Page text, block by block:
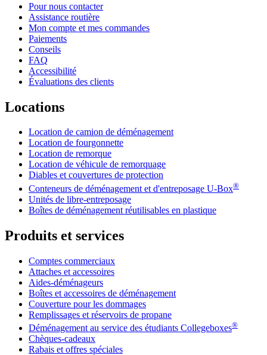
Pour nous contacter
Assistance routière
Mon compte et mes commandes
Paiements
Conseils
FAQ
Accessibilité
Évaluations des clients
Locations
Location de camion de déménagement
Location de fourgonnette
Location de remorque
Location de véhicule de remorquage
Diables et couvertures de protection
Conteneurs de déménagement et d'entreposage U-Box®
Unités de libre-entreposage
Boîtes de déménagement réutilisables en plastique
Produits et services
Comptes commerciaux
Attaches et accessoires
Aides-déménageurs
Boîtes et accessoires de déménagement
Couverture pour les dommages
Remplissages et réservoirs de propane
Déménagement au service des étudiants Collegeboxes®
Chèques-cadeaux
Rabais et offres spéciales